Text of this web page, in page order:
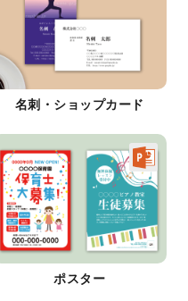
名刺・ショップカード
ポスター